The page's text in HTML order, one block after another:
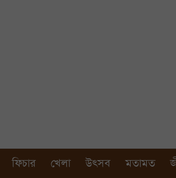
ফিচার খেলা উৎসব মতামত